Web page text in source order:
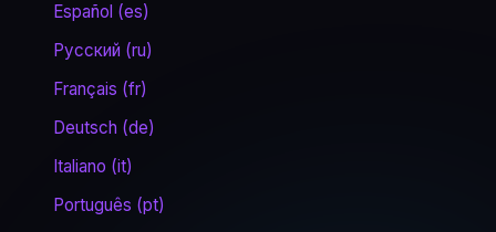
Español (es)
Русский (ru)
Français (fr)
Deutsch (de)
Italiano (it)
Português (pt)